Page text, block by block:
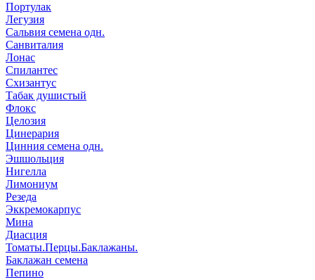
Портулак
Легузия
Сальвия семена одн.
Санвиталия
Лонас
Спилантес
Схизантус
Табак душистый
Флокс
Целозия
Цинерария
Цинния семена одн.
Эшшольция
Нигелла
Лимониум
Резеда
Эккремокарпус
Мина
Диасция
Томаты.Перцы.Баклажаны.
Баклажан семена
Пепино